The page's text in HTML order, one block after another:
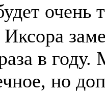
очень
в году.
но